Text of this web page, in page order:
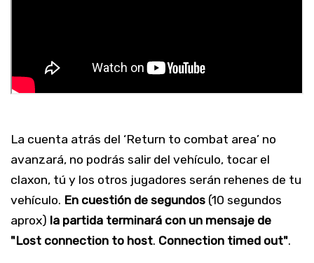
La cuenta atrás del ‘Return to combat area’ no
avanzará, no podrás salir del vehículo, tocar el
claxon, tú y los otros jugadores serán rehenes de tu
vehículo. En cuestión de segundos (10 segundos
aprox) la partida terminará con un mensaje de
"Lost connection to host. Connection timed out".